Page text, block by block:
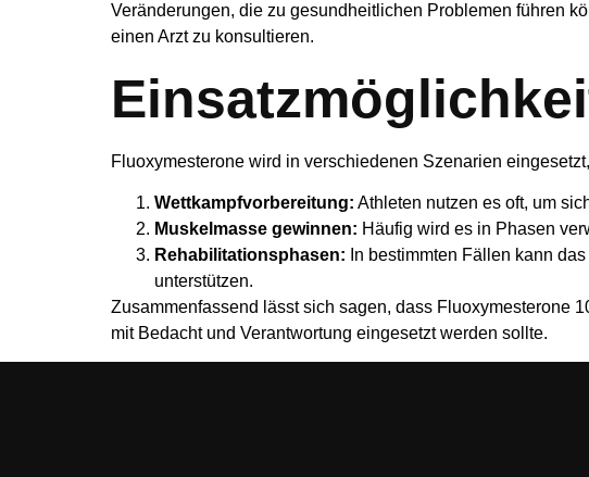
Veränderungen, die zu gesundheitlichen Problemen führen
einen Arzt zu konsultieren.
Fluoxymesterone wird in verschiedenen Szenarien
Wettkampfvorbereitung: Athleten nutzen es oft, um
Muskelmasse gewinnen: Häufig wird es in Phasen
Rehabilitationsphasen: In bestimmten Fällen kann
unterstützen.
Zusammenfassend lässt sich sagen, dass Fluoxymesterone
mit Bedacht und Verantwortung eingesetzt werden sollte.